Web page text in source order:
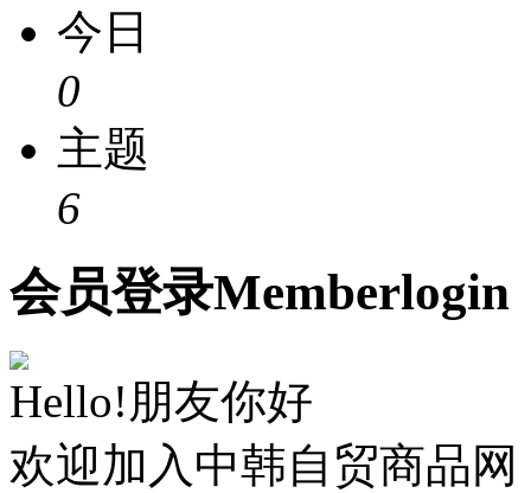
今日
0
主题
6
会员登录Memberlogin
Hello!朋友你好
欢迎加入中韩自贸商品网